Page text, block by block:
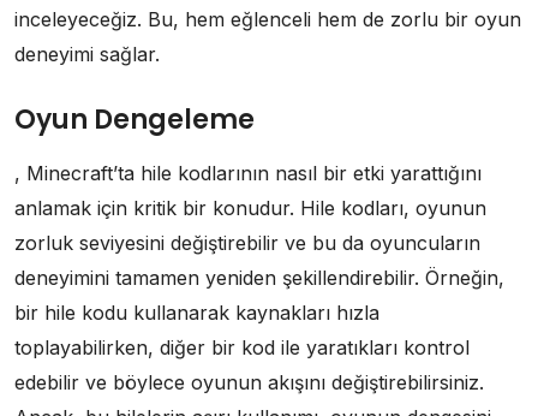
inceleyeceğiz. Bu, hem eğlenceli hem de zorlu bir oyun
deneyimi sağlar.
Oyun Dengeleme
, Minecraft’ta hile kodlarının nasıl bir etki yarattığını
anlamak için kritik bir konudur. Hile kodları, oyunun
zorluk seviyesini değiştirebilir ve bu da oyuncuların
deneyimini tamamen yeniden şekillendirebilir. Örneğin,
bir hile kodu kullanarak kaynakları hızla
toplayabilirken, diğer bir kod ile yaratıkları kontrol
edebilir ve böylece oyunun akışını değiştirebilirsiniz.